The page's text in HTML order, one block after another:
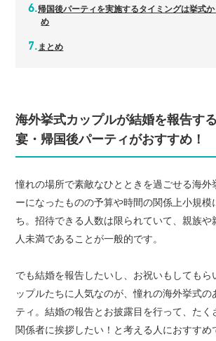
帰国後パーティを実施するタイミングは挙式
め
まとめ
海外挙式カップルが結婚を報告す
宴・帰国後パーティがおすすめ！
憧れの場所で素敵なひとときを過ごせる海外
ーになったものの予算や時間の関係上小規模
ち。招待できる人数は限られていて、親族や
人未満であることが一般的です。
でも結婚を報告したいし、お祝いもしてもら
ップルたちに人気なのが、憧れの海外挙式の
ティ。結婚の報告とお披露目を行って、たく
関係者に挨拶したい！と考える人におすすめ